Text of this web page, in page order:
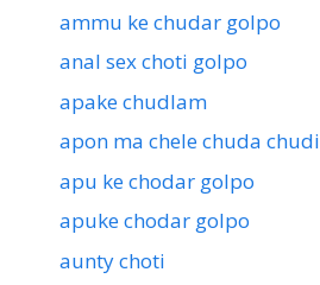
ammu ke chudar golpo
anal sex choti golpo
apake chudlam
apon ma chele chuda chudi
apu ke chodar golpo
apuke chodar golpo
aunty choti